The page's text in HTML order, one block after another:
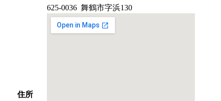
住所
625-0036 舞鶴市字浜130